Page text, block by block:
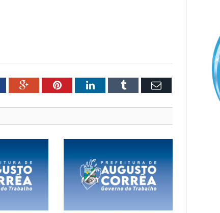
Google+Pinterest
LinkedInTumblrEmail